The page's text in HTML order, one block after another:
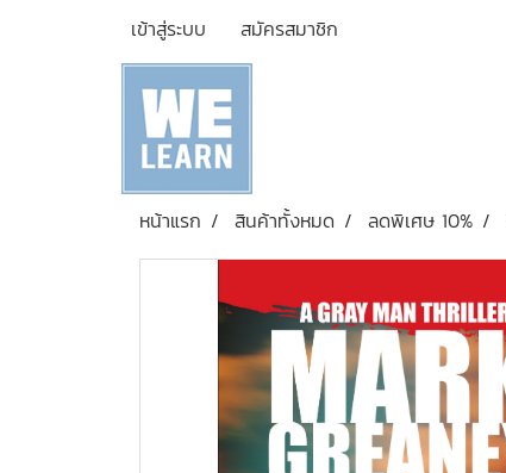
เข้าสู่ระบบ สมัครสมาชิก
หน้าแรก สินค้าทั้งหมด ลดพิเศษ 10%